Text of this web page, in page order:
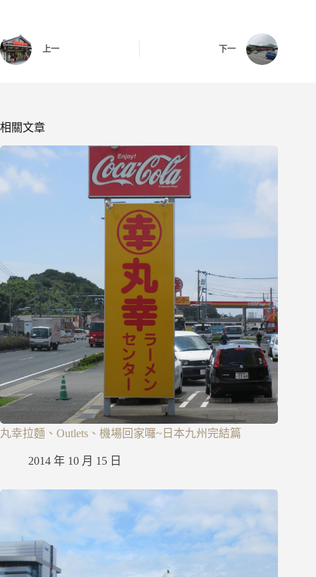
上一 下一
相關文章
丸幸拉麵、Outlets、機場回家囉~日本九州完結篇
2014 年 10 月 15 日